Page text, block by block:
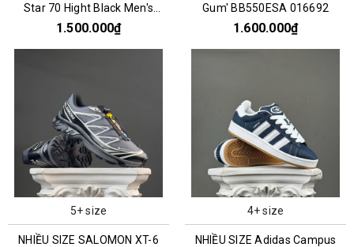
Star 70 Hight Black Men's
162050C
1.500.000₫
Gum' BB550ESA 016692
1.600.000₫
5+ size
NHIỀU SIZE SALOMON XT-6
4+ size
NHIỀU SIZE Adidas Campus